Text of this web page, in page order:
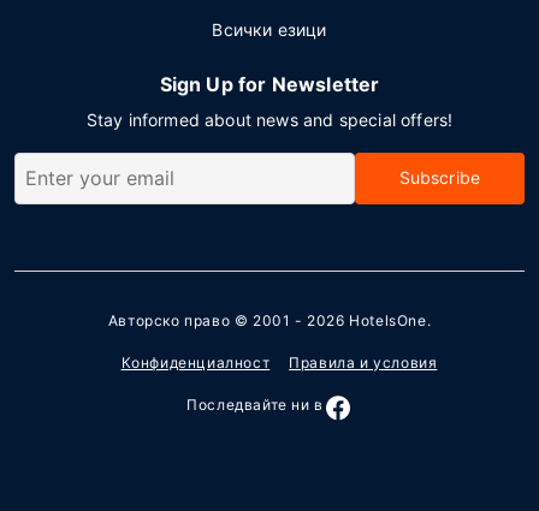
Всички езици
Sign Up for Newsletter
Stay informed about news and special offers!
Subscribe
Авторско право © 2001 - 2026 HotelsOne.
Конфиденциалност Правила и условия
Последвайте ни в